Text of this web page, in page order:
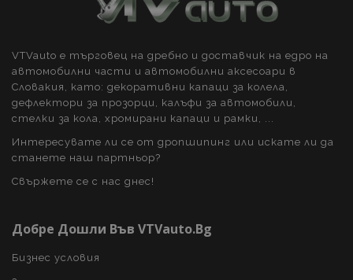
VTVauto е търговец на дребно и доставчик на едро на
автомобилни части и автомобилни аксесоари в
Словакия, като: декоративни капаци за колела,
дефлектори за прозорци, калъфи за автомобили,
стелки за кола, хромирани капаци и рамки, ...
Интересувате ли се от дропшипинг или искате ли да
станете наш партньор?
Свържете се с нас днес!
Добре Дошли Във VTVauto.bg
Бизнес условия
ТАРГЕТИРАНЕ
ФУНКЦИОНАЛНОСТ
Строго необходимо
Ефективност
Таргетиране
Функционалност
Строго необходимите бисквитки позволяват
основната функционалност на уебсайта, като
правилно без строго необходими бисквитки.
Име